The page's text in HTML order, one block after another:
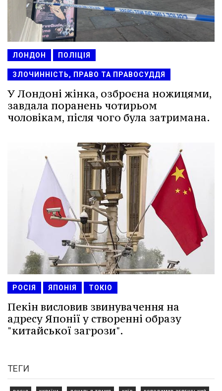
ЛОНДОН ПОЛІЦІЯ
ЗЛОЧИННІСТЬ, ПРАВО ТА ПРАВОСУДДЯ
У Лондоні жінка, озброєна ножицями,
завдала поранень чотирьом
чоловікам, після чого була затримана.
РОСІЯ ЯПОНІЯ ТОКІО
Пекін висловив звинувачення на
адресу Японії у створенні образу
"китайської загрози".
ТЕГИ